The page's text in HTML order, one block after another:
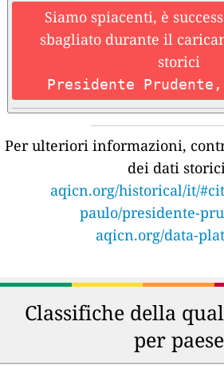
Siamo spiacenti, è
sbagliato durante il
storici
Presidente
Per ulteriori informazioni,
dei dati
aqicn.org/historical/it/
paulo/presidente-
aqicn.org/data-
Classifiche della
per paese